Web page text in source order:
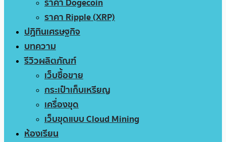
ราคา Ripple (XRP)
ปฏิทินเศรษฐกิจ
บทความ
รีวิวผลิตภัณฑ์
เว็บซื้อขาย
กระเป๋าเก็บเหรียญ
เครื่องขุด
เว็บขุดแบบ Cloud Mining
ห้องเรียน